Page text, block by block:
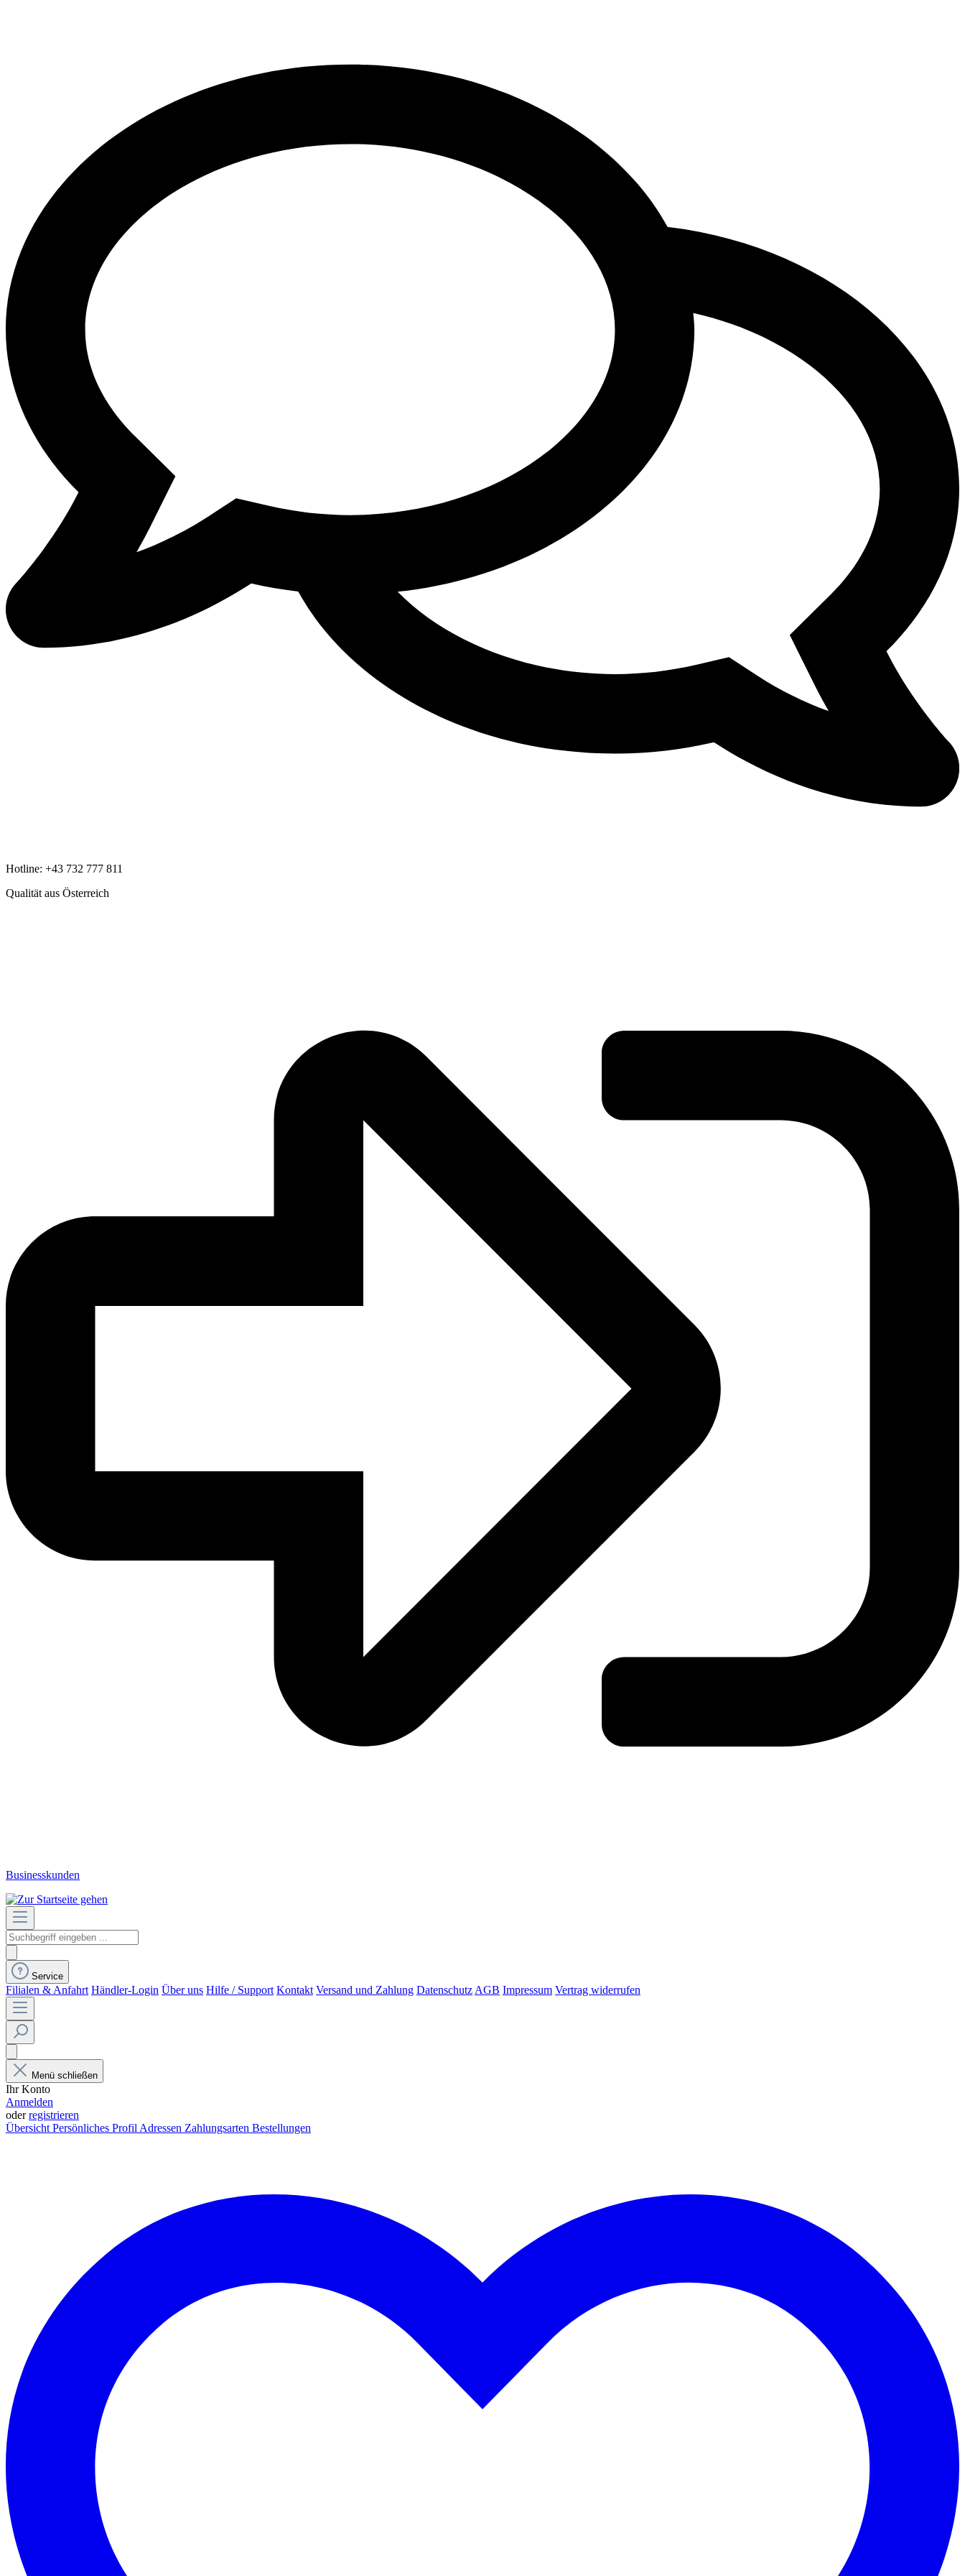
Hotline: +43 732 777 811
Qualität aus Österreich
Businesskunden
Service
Filialen & Anfahrt Händler-Login Über uns Hilfe / Support Kontakt Versand und Zahlung DatenschutzAGB Impressum Vertrag widerrufen
Menü schließen
Ihr Konto
Anmelden
oderregistrieren
ÜbersichtPersönliches ProfilAdressen Zahlungsarten Bestellungen